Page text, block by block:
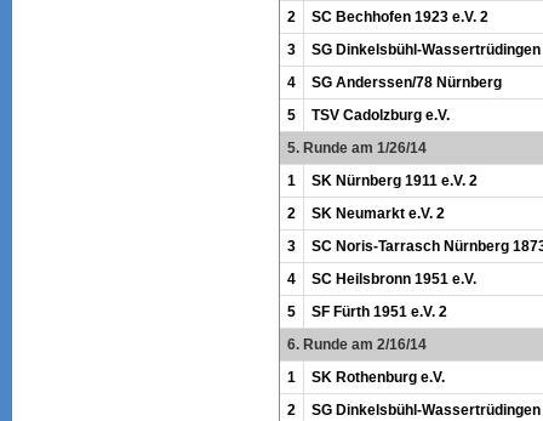
2
SC Bechhofen 1923 e.V. 2
3
SG Dinkelsbühl-Wassertrüdingen
4
SG Anderssen/78 Nürnberg
5
TSV Cadolzburg e.V.
5. Runde am 1/26/14
1
SK Nürnberg 1911 e.V. 2
2
SK Neumarkt e.V. 2
3
SC Noris-Tarrasch Nürnberg
4
SC Heilsbronn 1951 e.V.
5
SF Fürth 1951 e.V. 2
6. Runde am 2/16/14
1
SK Rothenburg e.V.
2
SG Dinkelsbühl-Wassertrüdingen